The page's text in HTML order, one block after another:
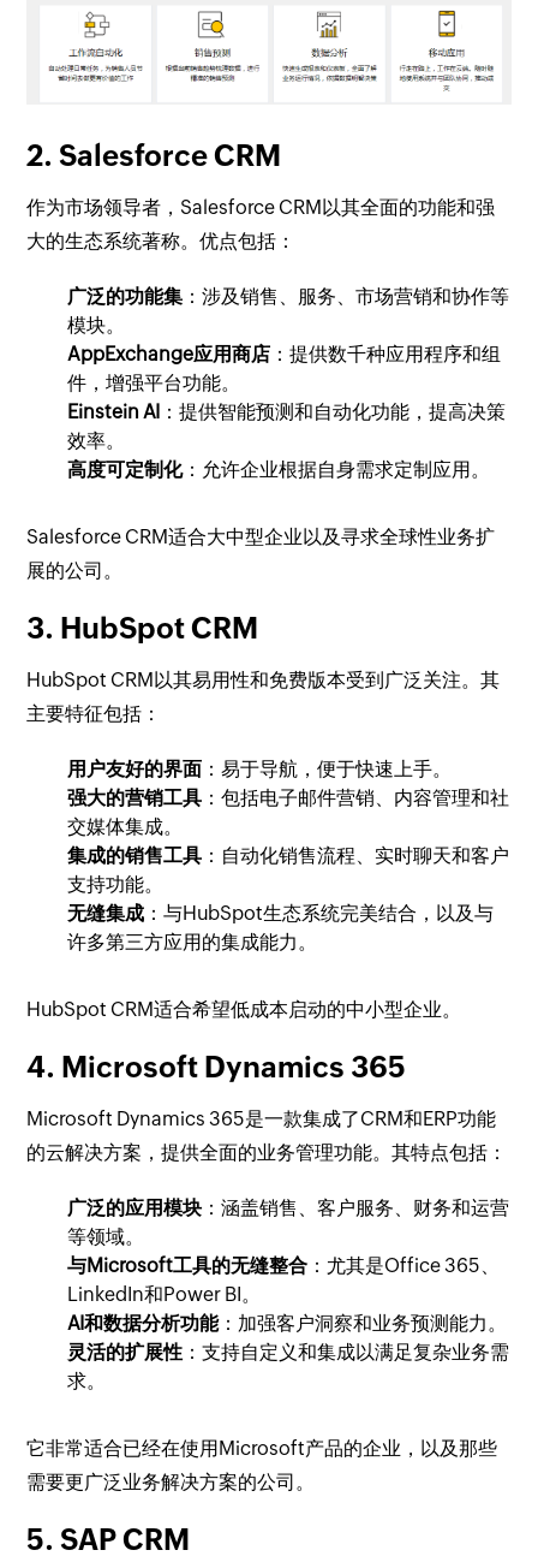
2. Salesforce CRM
作为市场领导者，Salesforce CRM以其全面的功能和强
大的生态系统著称。优点包括：
广泛的功能集 ：涉及销售、服务、市场营销和协作等
模块。
AppExchange应用商店 ：提供数千种应用程序和组
件，增强平台功能。
Einstein AI ：提供智能预测和自动化功能，提高决策
效率。
高度可定制化：允许企业根据自身需求定制应用。
Salesforce CRM适合大中型企业以及寻求全球性业务扩
展的公司。
3. HubSpot CRM
HubSpot CRM以其易用性和免费版本受到广泛关注。其
主要特征包括：
用户友好的界面 ：易于导航，便于快速上手。
强大的营销工具 ：包括电子邮件营销、内容管理和社
交媒体集成。
集成的销售工具 ：自动化销售流程、实时聊天和客户
支持功能。
无缝集成 ：与HubSpot生态系统完美结合，以及与
许多第三方应用的集成能力。
HubSpot CRM适合希望低成本启动的中小型企业。
4. Microsoft Dynamics 365
Microsoft Dynamics 365是一款集成了CRM和ERP功能
的云解决方案，提供全面的业务管理功能。其特点包括：
广泛的应用模块 ：涵盖销售、客户服务、财务和运营
等领域。
与Microsoft工具的无缝整合 ：尤其是Office 365、
LinkedIn和Power BI。
AI和数据分析功能：加强客户洞察和业务预测能力。
灵活的扩展性 ：支持自定义和集成以满足复杂业务需
求。
它非常适合已经在使用Microsoft产品的企业，以及那些
需要更广泛业务解决方案的公司。
5. SAP CRM